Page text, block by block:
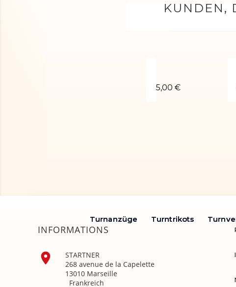
KUNDEN,
5,00 €
Turnanzüge Turntrikots
Turnanzüge Turntrikots
INFORMATIONS

STARTNER
268 avenue de la Capelette
13010 Marseille
Frankreich